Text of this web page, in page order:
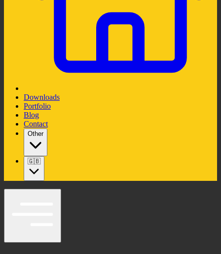
Downloads
Portfolio
Blog
Contact
Other
🇬🇧